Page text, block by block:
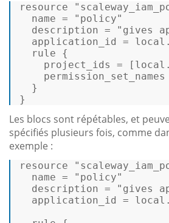
resource
name =
"policy"
description =
"gives
application_id = local
rule {
project_ids = [ local
}
}
Les blocs sont répétables, et
spécifiés plusieurs fois, comme
exemple :
resource
name =
"policy"
description =
"gives
application_id = local